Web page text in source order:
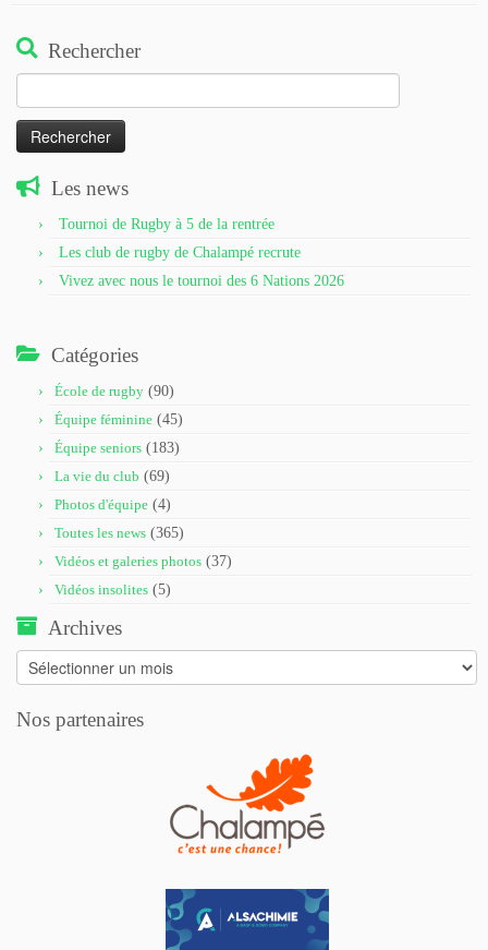
Rechercher
Les news
Tournoi de Rugby à 5 de la rentrée
Les club de rugby de Chalampé recrute
Vivez avec nous le tournoi des 6 Nations 2026
Catégories
École de rugby (90)
Équipe féminine (45)
Équipe seniors (183)
La vie du club (69)
Photos d'équipe (4)
Toutes les news (365)
Vidéos et galeries photos (37)
Vidéos insolites (5)
Archives
Archives
Nos partenaires